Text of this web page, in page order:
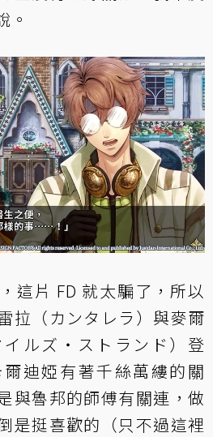
。
這片 FD 就太騙了，所以
拉（カンタレラ）與麥爾
ルズ・ストランド）登
迪婭有著千絲萬縷的關
與魯邦的師傅有關連，做
是挺喜歡的（只不過這裡